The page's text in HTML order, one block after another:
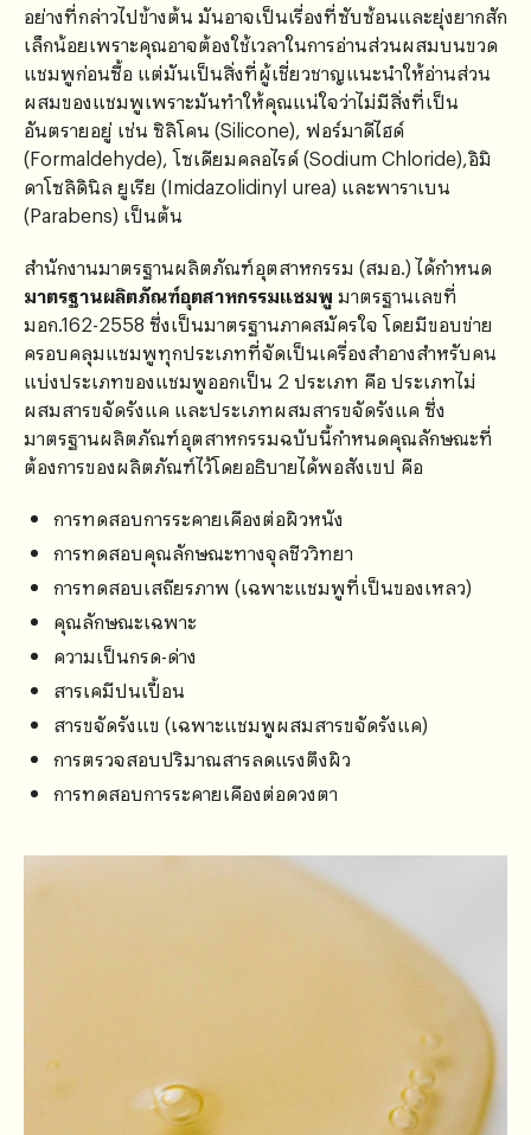
อย่างที่กล่าวไปข้างต้น มันอาจเป็นเรื่องที่ซับซ้อนและยุ่งยากสัก
เล็กน้อยเพราะคุณอาจต้องใช้เวลาในการอ่านส่วนผสมบนขวด
แชมพูก่อนซื้อ แต่มันเป็นสิ่งที่ผู้เชี่ยวชาญแนะนำให้อ่านส่วน
ผสมของแชมพูเพราะมันทำให้คุณแน่ใจว่าไม่มีสิ่งที่เป็น
อันตรายอยู่ เช่น ซิลิโคน (Silicone), ฟอร์มาดีไฮด์
(Formaldehyde), โซเดียมคลอไรด์ (Sodium Chloride),อิมิ
ดาโซลิดินิล ยูเรีย (Imidazolidinyl urea) และพาราเบน
(Parabens) เป็นต้น
สำนักงานมาตรฐานผลิตภัณฑ์อุตสาหกรรม (สมอ.) ได้กำหนด
มาตรฐานผลิตภัณฑ์อุตสาหกรรมแชมพู มาตรฐานเลขที่
มอก.162-2558 ซึ่งเป็นมาตรฐานภาคสมัครใจ โดยมีขอบข่าย
ครอบคลุมแชมพูทุกประเภทที่จัดเป็นเครื่องสำอางสำหรับคน
แบ่งประเภทของแชมพูออกเป็น 2 ประเภท คือ ประเภทไม่
ผสมสารขจัดรังแค และประเภทผสมสารขจัดรังแค ซึ่ง
มาตรฐานผลิตภัณฑ์อุตสาหกรรมฉบับนี้กำหนดคุณลักษณะที่
ต้องการของผลิตภัณฑ์ไว้โดยอธิบายได้พอสังเขป คือ
การทดสอบการระคายเคืองต่อผิวหนัง
การทดสอบคุณลักษณะทางจุลชีววิทยา
การทดสอบเสถียรภาพ (เฉพาะแชมพูที่เป็นของเหลว)
คุณลักษณะเฉพาะ
ความเป็นกรด-ด่าง
สารเคมีปนเปื้อน
สารขจัดรังแข (เฉพาะแชมพูผสมสารขจัดรังแค)
การตรวจสอบปริมาณสารลดแรงตึงผิว
การทดสอบการระคายเคืองต่อดวงตา